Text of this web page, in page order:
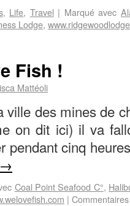
, Life, Travel | Marqué avec
Lodge,
Fish !
Mattéoli
des mines de
on dit ici) il va
pendant cinq
→
Coal Point Seafood C°,
|